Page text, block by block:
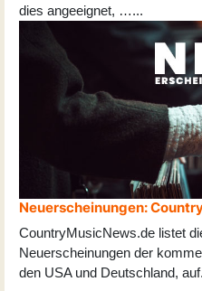
dies angeeignet, …...
Neuerscheinungen:
CountryMusicNews.de listet
Neuerscheinungen der
den USA und Deutschland, auf